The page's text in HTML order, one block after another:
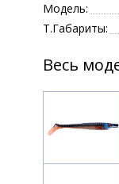
Модель:
Т.Габариты:
Весь